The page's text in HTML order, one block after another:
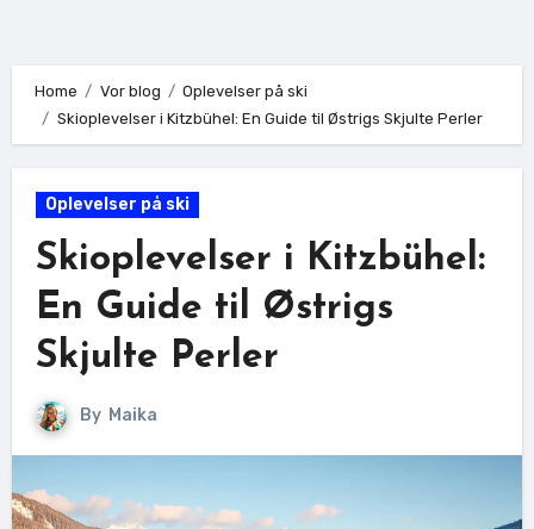
Home Vor blog
Oplevelser på ski
Skioplevelser i Kitzbühel: En Guide til Østrigs Skjulte Perler
Oplevelser på ski
Skioplevelser i Kitzbühel:
En Guide til Østrigs
Skjulte Perler
By Maika